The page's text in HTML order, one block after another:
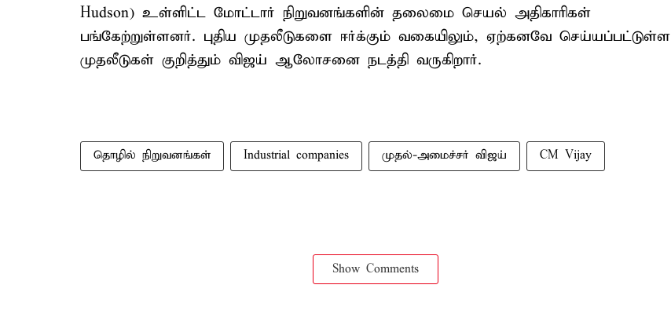
Hudson) உள்ளிட்ட மோட்டார் நிறுவனங்களின் தலைமை செயல் அதிகாரிகள்
பங்கேற்றுள்ளனர். புதிய முதலீடுகளை ஈர்க்கும் வகையிலும், ஏற்கனவே செய்யப்பட்டுள்ள
முதலீடுகள் குறித்தும் விஜய் ஆலோசனை நடத்தி வருகிறார்.
தொழில் நிறுவனங்கள் Industrial companies முதல்-அமைச்சர் விஜய் CM Vijay
Show Comments